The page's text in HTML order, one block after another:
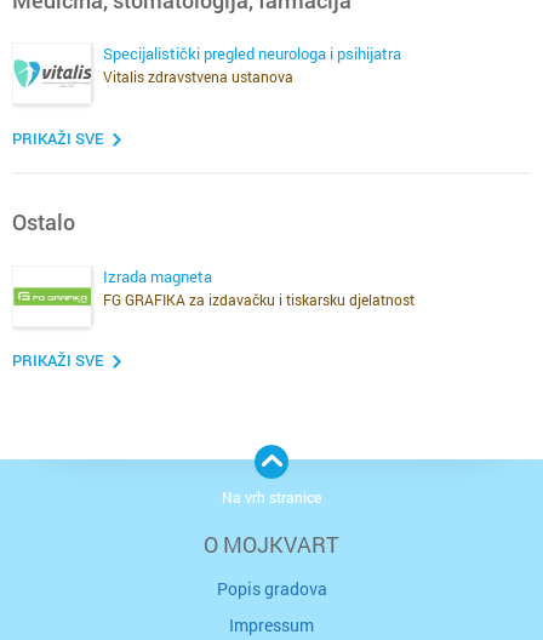
Specijalistički pregled neurologa i psihijatra
Vitalis zdravstvena ustanova
PRIKAŽI SVE
Ostalo
Izrada magneta
FG GRAFIKA za izdavačku i tiskarsku djelatnost
PRIKAŽI SVE
O MOJKVART
Popis gradova
Impressum
Na vrh stranice